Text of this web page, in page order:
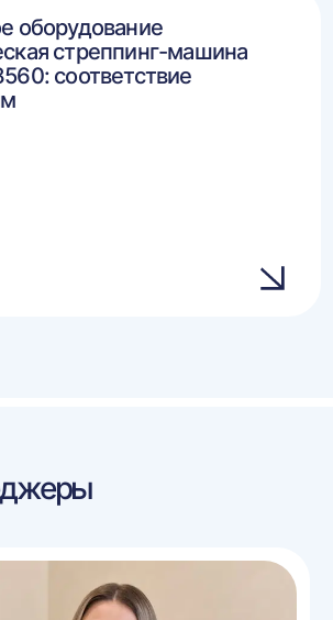
оборудование
стреппинг-машина
соответствие